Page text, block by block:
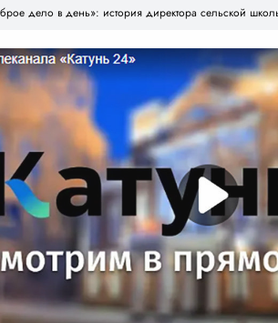
дело в день»: история директора сельской